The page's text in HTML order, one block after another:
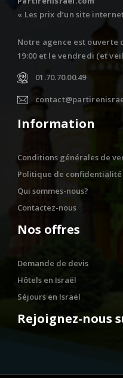
« Les prix d’un site
Notre agence est ouverte
19:00 et le vendredi (et
01.70.70.00.49
Information
Conditions générales de
Politique de confidentialité
Qui sommes-nous?
Contactez-nous
Nos offres
Demande de devis
Hôtels en Israël
Séjours en Israël
Rejoignez-nous